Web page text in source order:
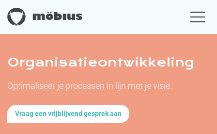
Organisatieontwikkeling
Optimaliseer je processen in lijn met je visie.
Vraag een vrijblijvend gesprek aan